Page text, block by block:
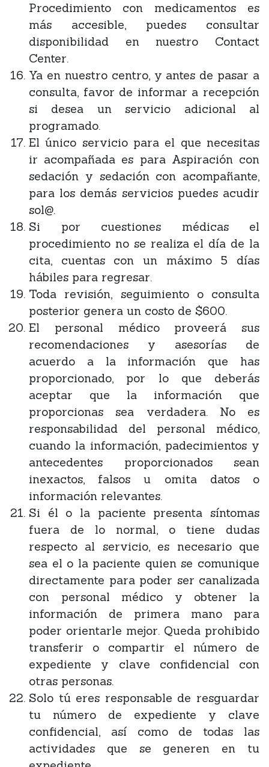
Procedimiento con medicamentos es
más accesible, puedes consultar
disponibilidad en nuestro Contact
Center.
Ya en nuestro centro, y antes de pasar a
consulta, favor de informar a recepción
si desea un servicio adicional al
programado.
El único servicio para el que necesitas
ir acompañada es para Aspiración con
sedación y sedación con acompañante,
para los demás servicios puedes acudir
sol@.
Si por cuestiones médicas el
procedimiento no se realiza el día de la
cita, cuentas con un máximo 5 días
hábiles para regresar.
Toda revisión, seguimiento o consulta
posterior genera un costo de $600.
El personal médico proveerá sus
recomendaciones y asesorías de
acuerdo a la información que has
proporcionado, por lo que deberás
aceptar que la información que
proporcionas sea verdadera. No es
responsabilidad del personal médico,
cuando la información, padecimientos y
antecedentes proporcionados sean
inexactos, falsos u omita datos o
información relevantes.
Si él o la paciente presenta síntomas
fuera de lo normal, o tiene dudas
respecto al servicio, es necesario que
sea el o la paciente quien se comunique
directamente para poder ser canalizada
con personal médico y obtener la
información de primera mano para
poder orientarle mejor. Queda prohibido
transferir o compartir el número de
expediente y clave confidencial con
otras personas.
Solo tú eres responsable de resguardar
tu número de expediente y clave
confidencial, así como de todas las
actividades que se generen en tu